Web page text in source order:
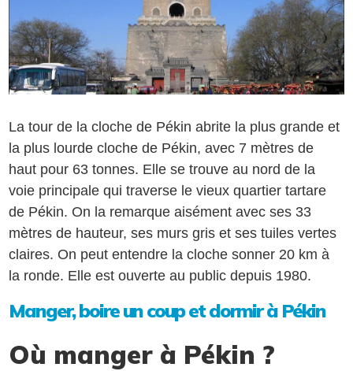
La tour de la cloche de Pékin abrite la plus grande et
la plus lourde cloche de Pékin, avec 7 mètres de
haut pour 63 tonnes. Elle se trouve au nord de la
voie principale qui traverse le vieux quartier tartare
de Pékin. On la remarque aisément avec ses 33
mètres de hauteur, ses murs gris et ses tuiles vertes
claires. On peut entendre la cloche sonner 20 km à
la ronde. Elle est ouverte au public depuis 1980.
Manger, boire un coup et dormir à Pékin
Où manger à Pékin ?